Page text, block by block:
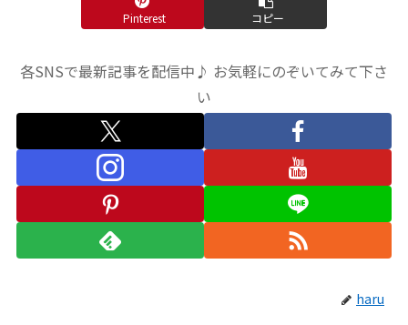
Pinterest コピー
各SNSで最新記事を配信中♪ お気軽にのぞいてみて下さ
い
haru